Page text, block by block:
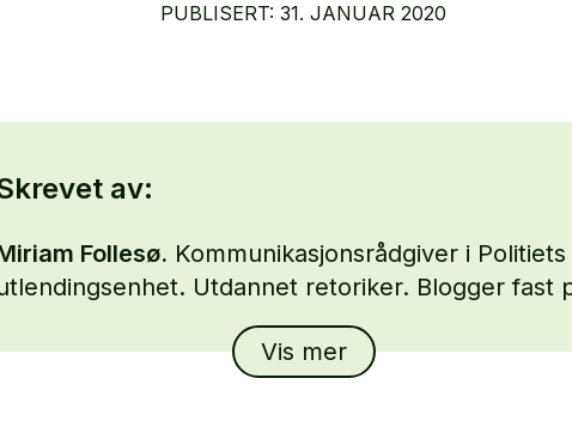
PUBLISERT: 31. JANUAR 2020
av:
Follesø. Kommunikasjonsrådgiver i Politiets
Utdannet retoriker. Blogger fast
Vis mer